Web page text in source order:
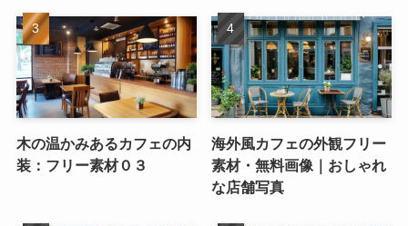
木の温かみあるカフェの内
装：フリー素材０３
海外風カフェの外観フリー
素材・無料画像｜おしゃれ
な店舗写真